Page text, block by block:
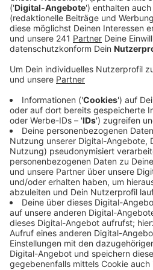
Arbeit und sein Leben zu
Veröffentlicht:Donnerstag,
Wann endlich läuft der neue
Darauf wartet Dietmar Wunder
wie wir. Doch Wunder ist nicht
Stimme - vom aktuellen 007:
ist Wunder also
bekannter Hörbücher - zumeist
Anzeige
Wie kam Dietmar Wunder
von Daniel Craig zu werden